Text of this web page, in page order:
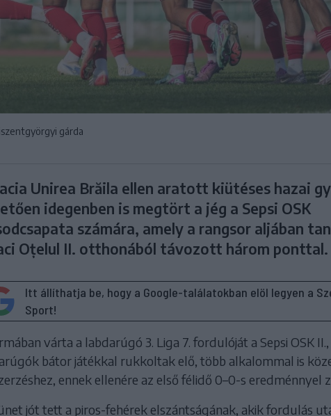
gárda
Unirea Brăila ellen aratott kiütéses hazai
idegenben is megtört a jég a Sepsi OSK
számára, amely a rangsor aljában
Oțelul II. otthonából távozott három ponttal.
Itt állíthatja be, hogy a Google-találatokban elöl legyen a
Sport!
várta a labdarúgó 3. Liga 7. fordulóját a Sepsi OSK
bátor játékkal rukkoltak elő, több alkalommal is
ennek ellenére az első félidő 0–0-s eredménnyel
jót tett a piros-fehérek elszántságának, akik fordulás